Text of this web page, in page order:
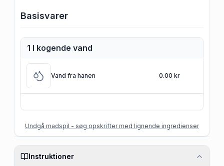
Basisvarer
1 l kogende vand
Vand fra hanen 0.00 kr
Undgå madspil - søg opskrifter med lignende ingredienser
Instruktioner